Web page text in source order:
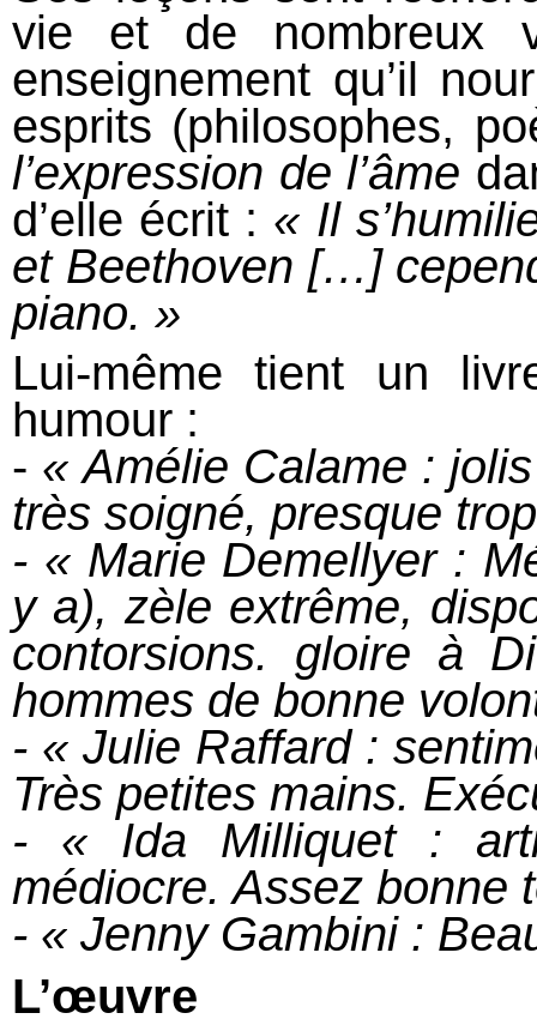
vie et de nombreux
enseignement qu’il
esprits (philosophes,
l’expression de l’âme
d’elle écrit : « Il
et Beethoven […]
piano. »
Lui-même tient un
humour :
- « Amélie Calame :
très soigné, presque
- « Marie Demellyer :
y a), zèle extrême,
contorsions. gloire à
hommes de bonne
- « Julie Raffard :
Très petites mains.
- « Ida Milliquet :
médiocre. Assez bonne
- « Jenny Gambini :
L’œuvre